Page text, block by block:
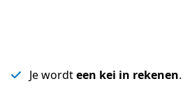
Je wordteen kei in rekenen.